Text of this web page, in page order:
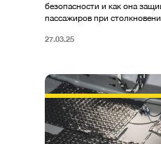
безопасности и как она
пассажиров при
27.03.25